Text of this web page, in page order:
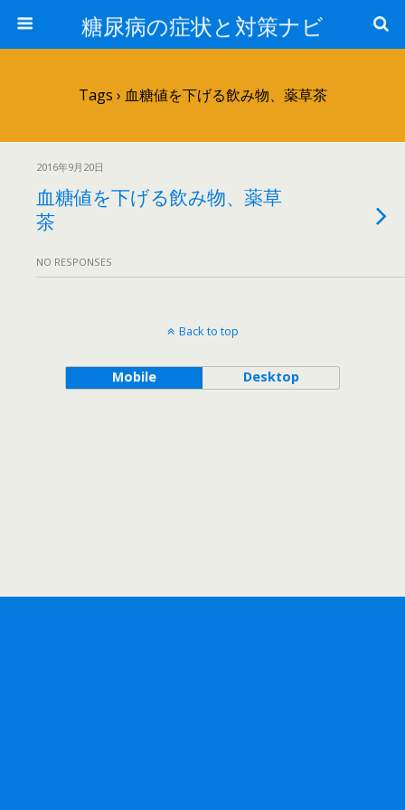
糖尿病の症状と対策ナビ
Tags › 血糖値を下げる飲み物、薬草茶
2016年9月20日
血糖値を下げる飲み物、薬草
茶
NO RESPONSES
Back to top
Mobile Desktop